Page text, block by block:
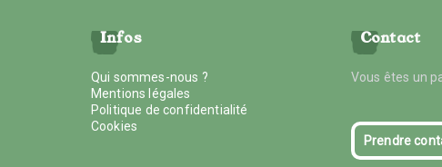
Infos
Qui sommes-nous ?
Mentions légales
Politique de confidentialité
Cookies
Contact
Vous êtes un
Prendre